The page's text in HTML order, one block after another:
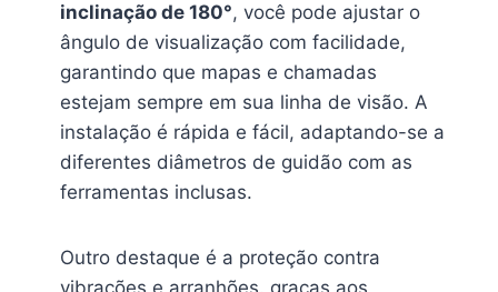
inclinação de 180°, você pode ajustar o
ângulo de visualização com facilidade,
garantindo que mapas e chamadas
estejam sempre em sua linha de visão. A
instalação é rápida e fácil, adaptando-se a
diferentes diâmetros de guidão com as
ferramentas inclusas.
Outro destaque é a proteção contra